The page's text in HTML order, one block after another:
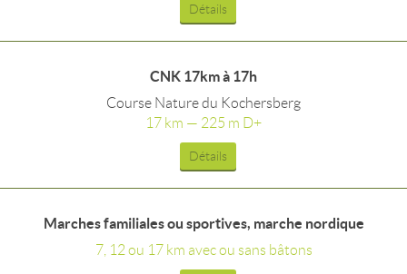
Détails
CNK 17km à 17h
Course Nature du Kochersberg
17 km — 225 m D+
Détails
Marches familiales ou sportives, marche nordique
7, 12 ou 17 km avec ou sans bâtons